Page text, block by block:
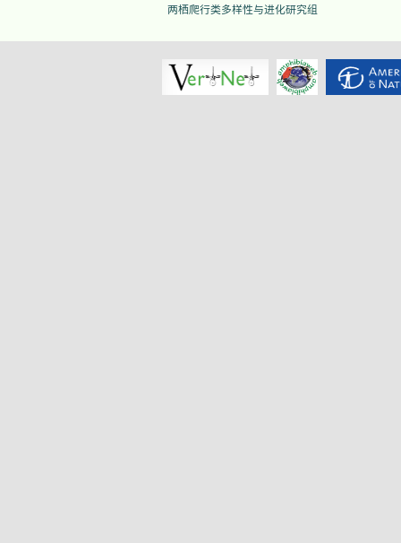
两栖爬行类多样性与进化研究组